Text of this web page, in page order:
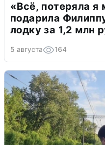
«Всё, потеряла
подарила
лодку за 1,2 млн
5 августа 164